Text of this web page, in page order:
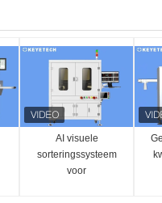
AI visuele
sorteringssysteem
voor